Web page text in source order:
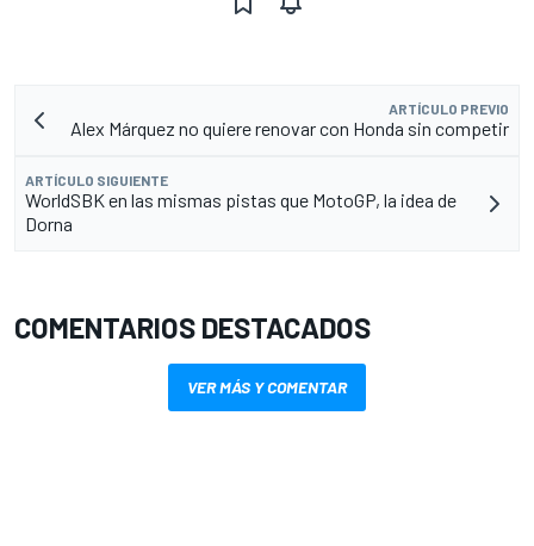
ARTÍCULO PREVIO
Alex Márquez no quiere renovar con Honda sin competir
ARTÍCULO SIGUIENTE
WorldSBK en las mismas pistas que MotoGP, la idea de
Dorna
COMENTARIOS DESTACADOS
VER MÁS Y COMENTAR